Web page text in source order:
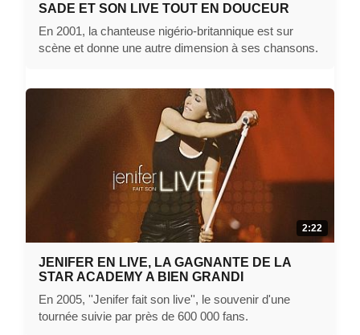
SADE ET SON LIVE TOUT EN DOUCEUR
En 2001, la chanteuse nigério-britannique est sur
scène et donne une autre dimension à ses chansons.
2:22
JENIFER EN LIVE, LA GAGNANTE DE LA
STAR ACADEMY A BIEN GRANDI
En 2005, ''Jenifer fait son live'', le souvenir d'une
tournée suivie par près de 600 000 fans.